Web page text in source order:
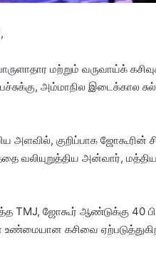
மற்றும் வருவாய்க்
அம்மாநில இடைக்கால
அளவில், குறிப்பாக ஜோகூரின்
வலியுறுத்திய அன்வார், மத்திய
TMJ, ஜோகூர் ஆண்டுக்கு 40
உண்மையான கசிவை